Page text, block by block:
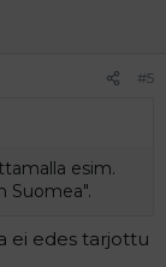
#5
esim.
Suomea".
ei edes tarjottu